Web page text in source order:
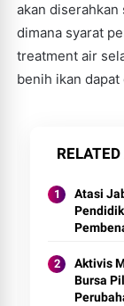
akan
dimana syarat
treatment air
benih ikan dapat
Atasi
Aktivis
Bursa